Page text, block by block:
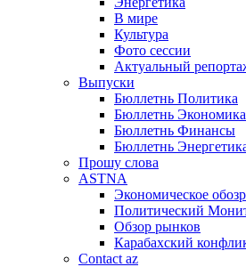
В мире
Культура
Фото сессии
Актуальный
Выпуски
Бюллетнь Политика
Бюллетнь Экономика
Бюллетнь Финансы
Бюллетнь
Прошу слова
ASTNA
Экономическое
Политический
Обзор рынков
Карабахский
Contact az